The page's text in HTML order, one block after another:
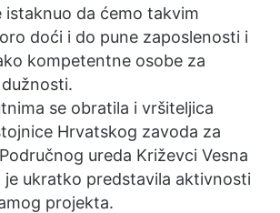
istaknuo da ćemo takvim
doći i do pune zaposlenosti i
kompetentne osobe za
se obratila i vršiteljica
Hrvatskog zavoda za
ureda Križevci Vesna
je ukratko predstavila aktivnosti
projekta.